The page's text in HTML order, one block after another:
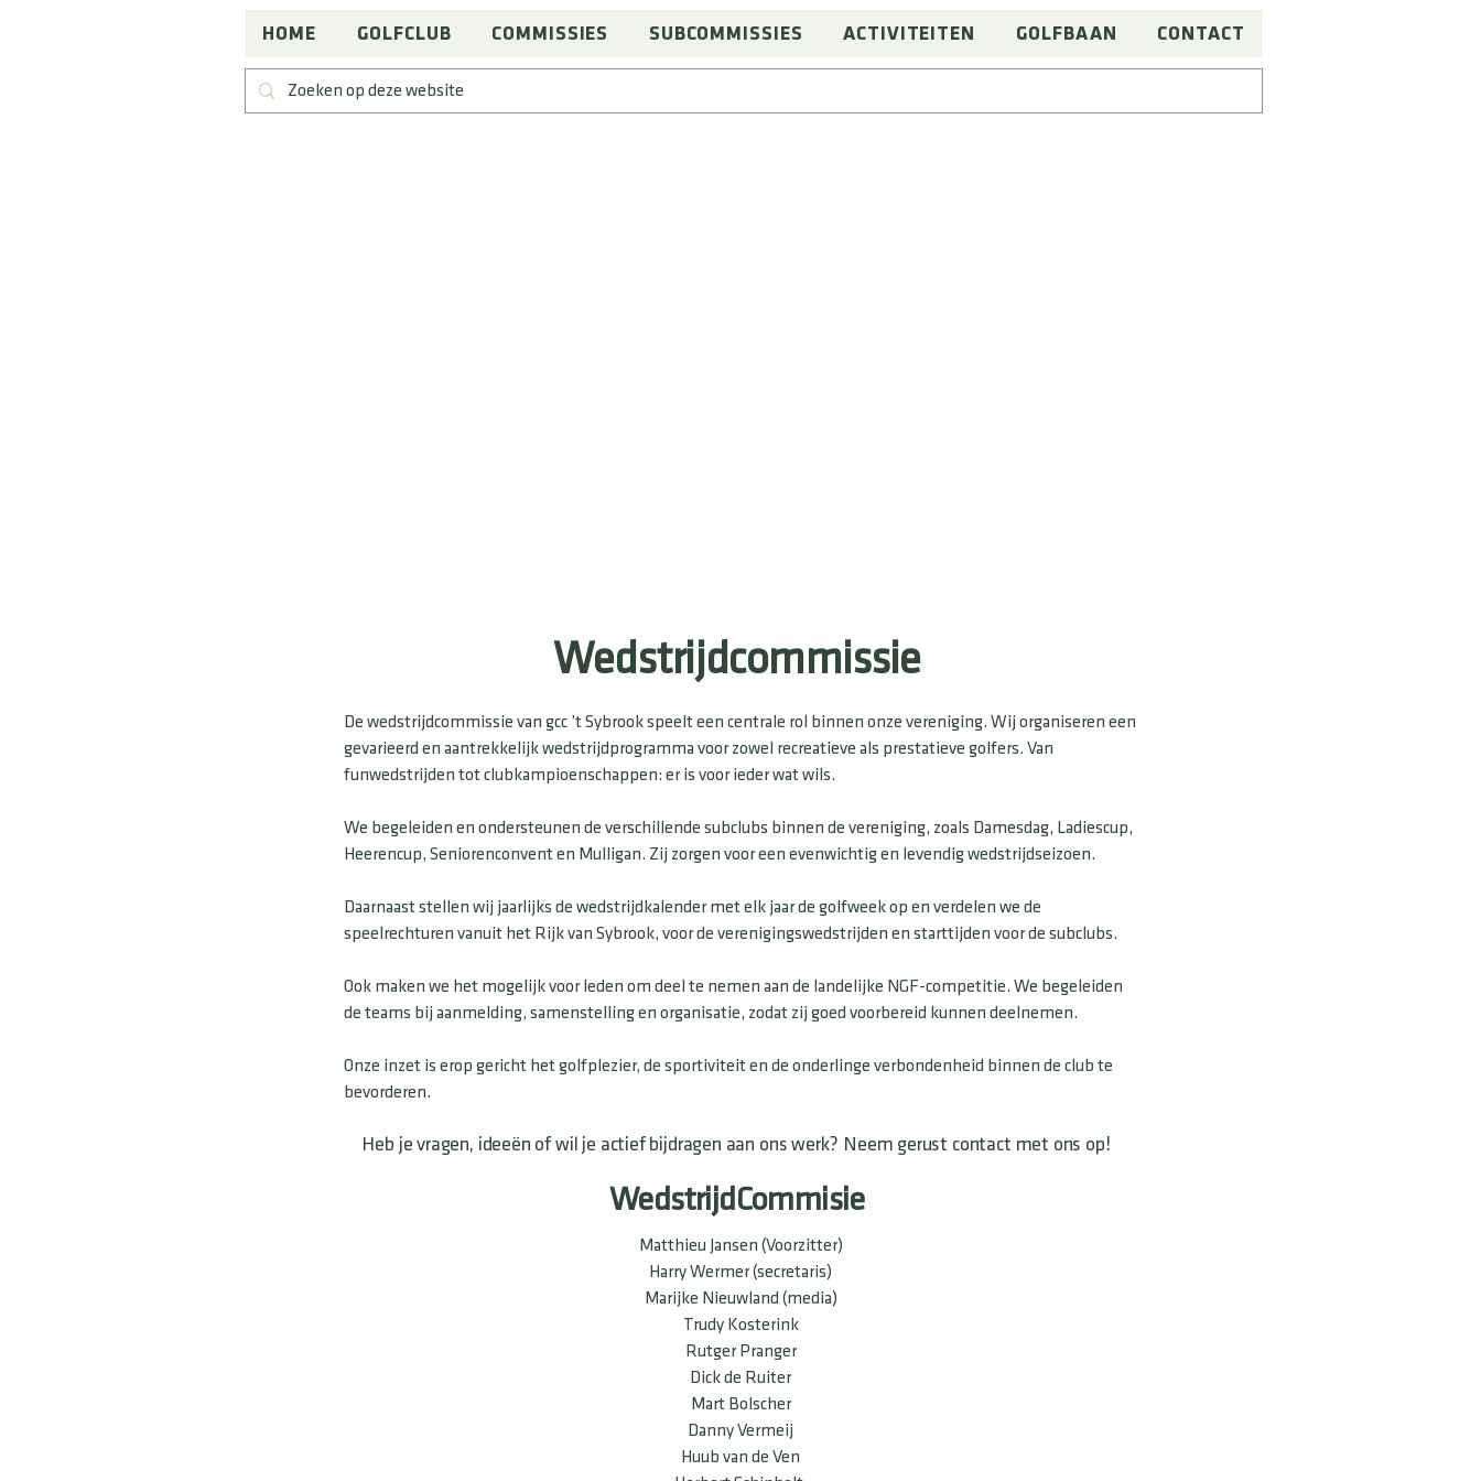
HOME GOLFCLUB COMMISSIES SUBCOMMISSIES ACTIVITEITEN GOLFBAAN CONTACT
Wedstrijdcommissie
De wedstrijdcommissie van gcc ’t Sybrook speelt een centrale rol binnen onze vereniging. Wij organiseren een
gevarieerd en aantrekkelijk wedstrijdprogramma voor zowel recreatieve als prestatieve golfers. Van
funwedstrijden tot clubkampioenschappen: er is voor ieder wat wils.
We begeleiden en ondersteunen de verschillende subclubs binnen de vereniging, zoals Damesdag, Ladiescup,
Heerencup, Seniorenconvent en Mulligan. Zij zorgen voor een evenwichtig en levendig wedstrijdseizoen.
Daarnaast stellen wij jaarlijks de wedstrijdkalender met elk jaar de golfweek op en verdelen we de
speelrechturen vanuit het Rijk van Sybrook, voor de verenigingswedstrijden en starttijden voor de subclubs.
Ook maken we het mogelijk voor leden om deel te nemen aan de landelijke NGF-competitie. We begeleiden
de teams bij aanmelding, samenstelling en organisatie, zodat zij goed voorbereid kunnen deelnemen.
Onze inzet is erop gericht het golfplezier, de sportiviteit en de onderlinge verbondenheid binnen de club te
bevorderen.
Heb je vragen, ideeën of wil je actief bijdragen aan ons werk? Neem gerust contact met ons op!
WedstrijdCommisie
Matthieu Jansen (Voorzitter)
Harry Wermer (secretaris)
Marijke Nieuwland (media)
Trudy Kosterink
Rutger Pranger
Dick de Ruiter
Mart Bolscher
Danny Vermeij
Huub van de Ven